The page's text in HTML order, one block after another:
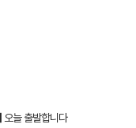
오늘 출발합니다